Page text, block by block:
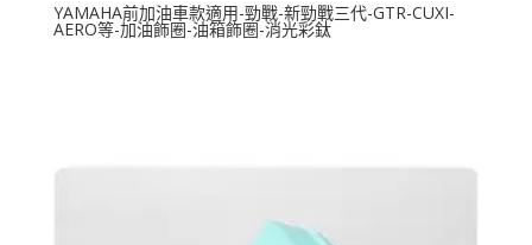
YAMAHA前加油車款適用-勁戰-新勁戰三代-GTR-CUXI-
AERO等-加油飾圈-油箱飾圈-消光彩鈦